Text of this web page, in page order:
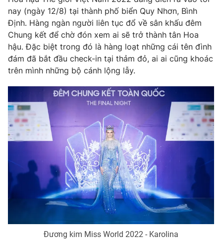
Góc doanh nghiệp
Phim VTV
Hậu trường
Nhân vật
Giải sao mai
Giải trí
Điện ảnh
Âm nhạc
Sao
Đời sống
Chất lượng cuộc sống
Giáo dục
Tuyển sinh
Học trực tuyến
Công nghệ
Hitech Công nghệ tương lai
Thị trường
Tư vấn
Giao lưu trực tuyến
Lịch phát sóng
Chuyên mục khác
Emagazine Podcast
nay (ngày 12/8) tại thành phố biển Quy Nhơn, Bình
Định. Hàng ngàn người liên tục đổ về sân khấu đêm
Chung kết để chờ đón xem ai sẽ trở thành tân Hoa
hậu. Đặc biệt trong đó là hàng loạt những cái tên đình
đám đã bắt đầu check-in tại thảm đỏ, ai ai cũng khoác
trên mình những bộ cánh lộng lẫy.
Đương kim Miss World 2022 - Karolina